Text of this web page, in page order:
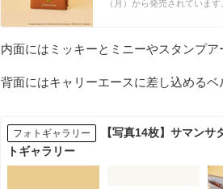
（月）から発売されています
内面にはミッキーとミニーやスタンプア
背面にはキャリーエースに差し込める
フォトギャラリー
【写真14枚】サマン
トギャラリー